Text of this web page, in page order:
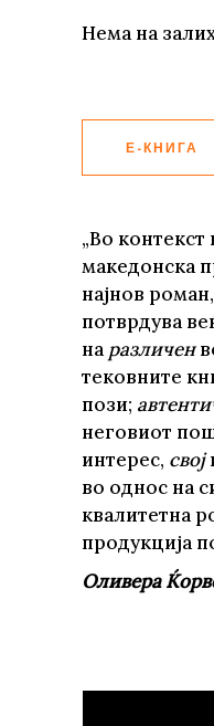
Нема на
Е-КНИГА
„Во контекст
македонска
најнов
потврдува
наразличен
тековните
пози;
неговиот
интерес, свој
во однос на
квалитетна
продукција
Оливера